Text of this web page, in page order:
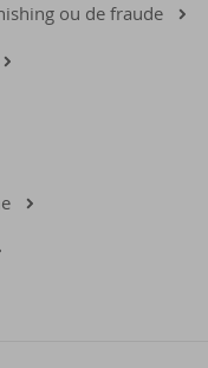
ou de fraude